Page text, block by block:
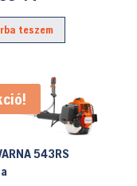
was:
178.990 Ft.
price
is:
teszem
543RS